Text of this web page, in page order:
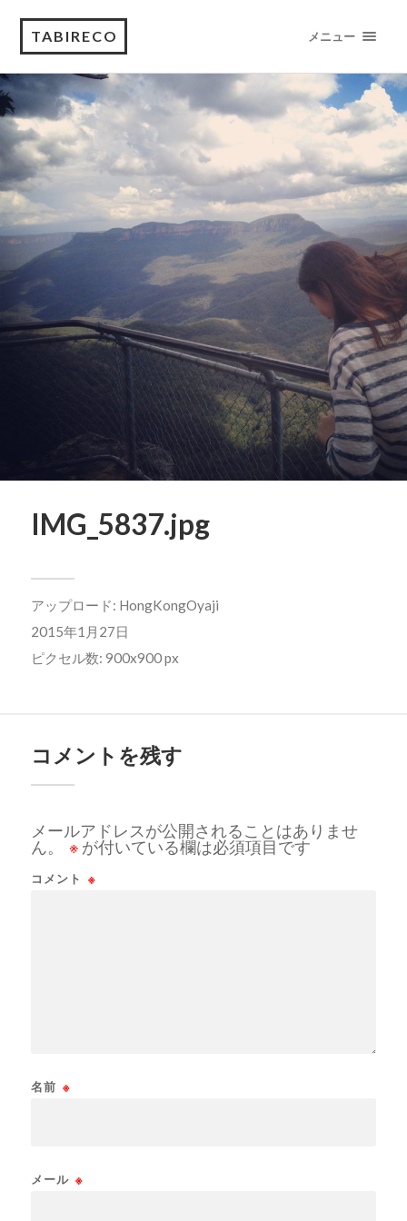
TABIRECO メニュー
IMG_5837.jpg
アップロード: HongKongOyaji
2015年1月27日
ピクセル数: 900x900 px
コメントを残す
メールアドレスが公開されることはありませ
ん。
※ が付いている欄は必須項目です
コメント ※
名前 ※
メール ※